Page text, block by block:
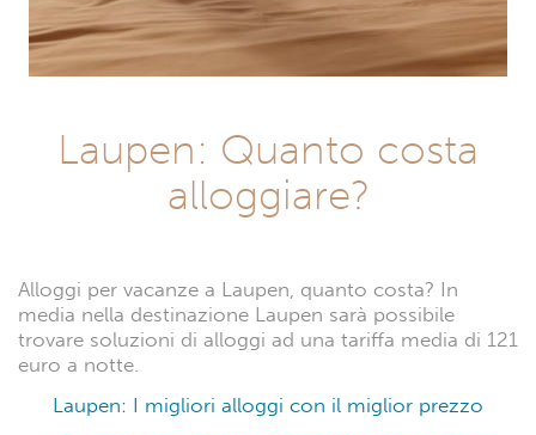
Laupen: Quanto costa
alloggiare?
Alloggi per vacanze a Laupen, quanto costa? In
media nella destinazione Laupen sarà possibile
trovare soluzioni di alloggi ad una tariffa media di 121
euro a notte.
Laupen: I migliori alloggi con il miglior prezzo